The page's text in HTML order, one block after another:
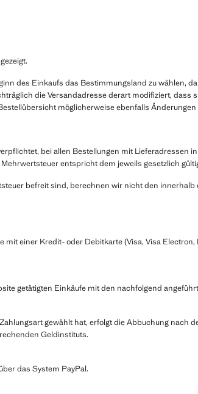
des Einkaufs das Bestimmungsland zu wählen,
die Versandadresse derart modifiziert,
möglicherweise ebenfalls Änderungen
bei allen Bestellungen mit Lieferadressen
entspricht dem jeweils gesetzlich
befreit sind, berechnen wir nicht den
mit einer Kredit- oder Debitkarte (Visa, Visa
getätigten Einkäufe mit den nachfolgend
gewählt hat, erfolgt die Abbuchung nach
Geldinstituts.
das System PayPal.